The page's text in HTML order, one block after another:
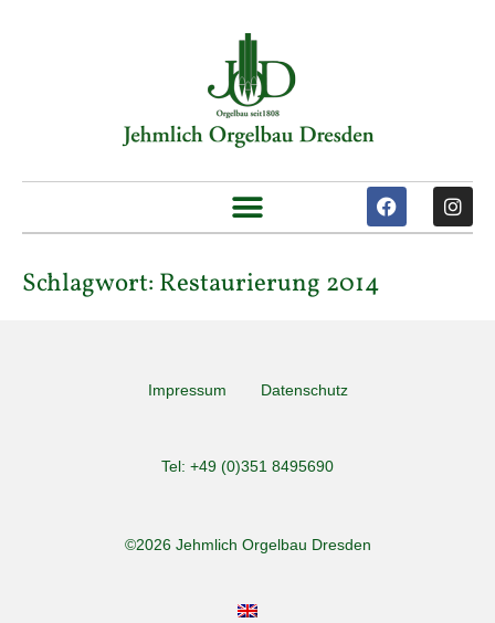
Schlagwort: Restaurierung 2014
Impressum Datenschutz
Tel: +49 (0)351 8495690
©2026 Jehmlich Orgelbau Dresden